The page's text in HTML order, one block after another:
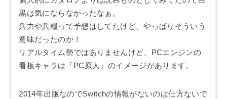
黒は気にならなかったなぁ。
兵力や兵糧って予想はしてたけど、やっぱりそういう
意味だったのか！
リアルタイム勢ではありませんけど、PCエンジンの
看板キャラは「PC原人」のイメージがあります。
2014年出版なのでSwitchの情報がないのは仕方ないで